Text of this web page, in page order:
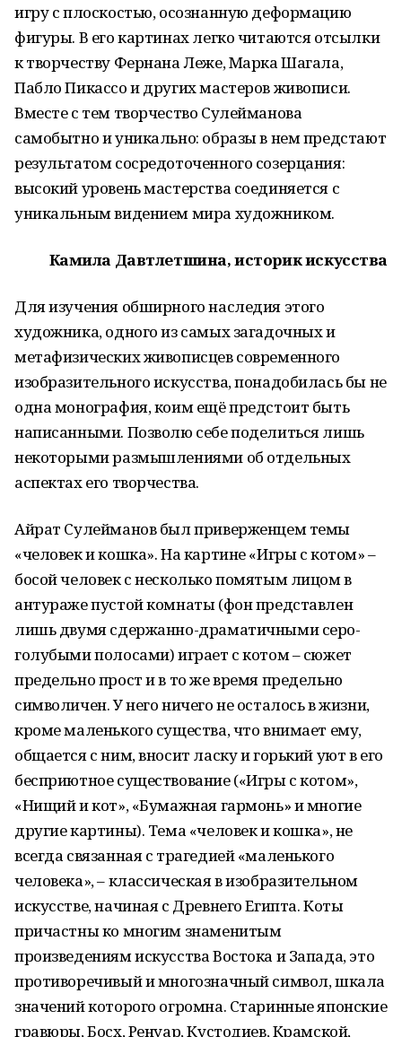
игру с плоскостью, осознанную деформацию
фигуры. В его картинах легко читаются отсылки
к творчеству Фернана Леже, Марка Шагала,
Пабло Пикассо и других мастеров живописи.
Вместе с тем творчество Сулейманова
самобытно и уникально: образы в нем предстают
результатом сосредоточенного созерцания:
высокий уровень мастерства соединяется с
уникальным видением мира художником.
Камила Давтлетшина, историк искусства
Для изучения обширного наследия этого
художника, одного из самых загадочных и
метафизических живописцев современного
изобразительного искусства, понадобилась бы не
одна монография, коим ещё предстоит быть
написанными. Позволю себе поделиться лишь
некоторыми размышлениями об отдельных
аспектах его творчества.
Айрат Сулейманов был приверженцем темы
«человек и кошка». На картине «Игры с котом» –
босой человек с несколько помятым лицом в
антураже пустой комнаты (фон представлен
лишь двумя сдержанно-драматичными серо-
голубыми полосами) играет с котом – сюжет
предельно прост и в то же время предельно
символичен. У него ничего не осталось в жизни,
кроме маленького существа, что внимает ему,
общается с ним, вносит ласку и горький уют в его
бесприютное существование («Игры с котом»,
«Нищий и кот», «Бумажная гармонь» и многие
другие картины). Тема «человек и кошка», не
всегда связанная с трагедией «маленького
человека», – классическая в изобразительном
искусстве, начиная с Древнего Египта. Коты
причастны ко многим знаменитым
произведениям искусства Востока и Запада, это
противоречивый и многозначный символ, шкала
значений которого огромна. Старинные японские
гравюры, Босх, Ренуар, Кустодиев, Крамской,